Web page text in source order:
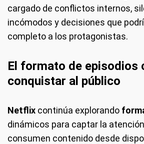
cargado de conflictos internos,
incómodos y decisiones que
completo a los protagonistas.
El formato de episodios
conquistar al público
Netflix continúa explorando
dinámicos para captar la
consumen contenido desde